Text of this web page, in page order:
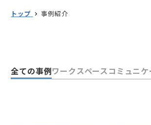
トップ 事例紹介
全ての事例ワークスペースコミュニケ